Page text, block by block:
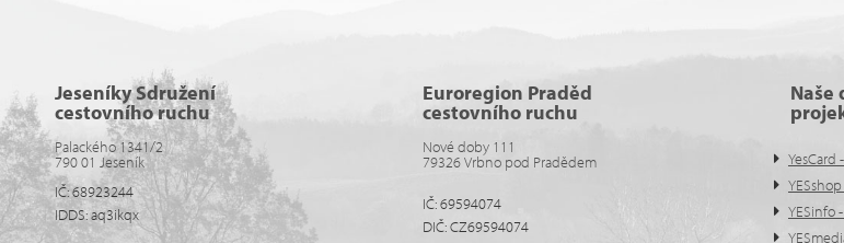
Jeseníky Sdružení
cestovního ruchu
Palackého 1341/2
790 01 Jeseník
IČ: 68923244
IDDS: aq3ikqx
Euroregion Praděd
cestovního ruchu
Nové doby 111
79326 Vrbno pod Pradědem
IČ: 69594074
DIČ: CZ69594074
Naše
YesCard
YESinfo